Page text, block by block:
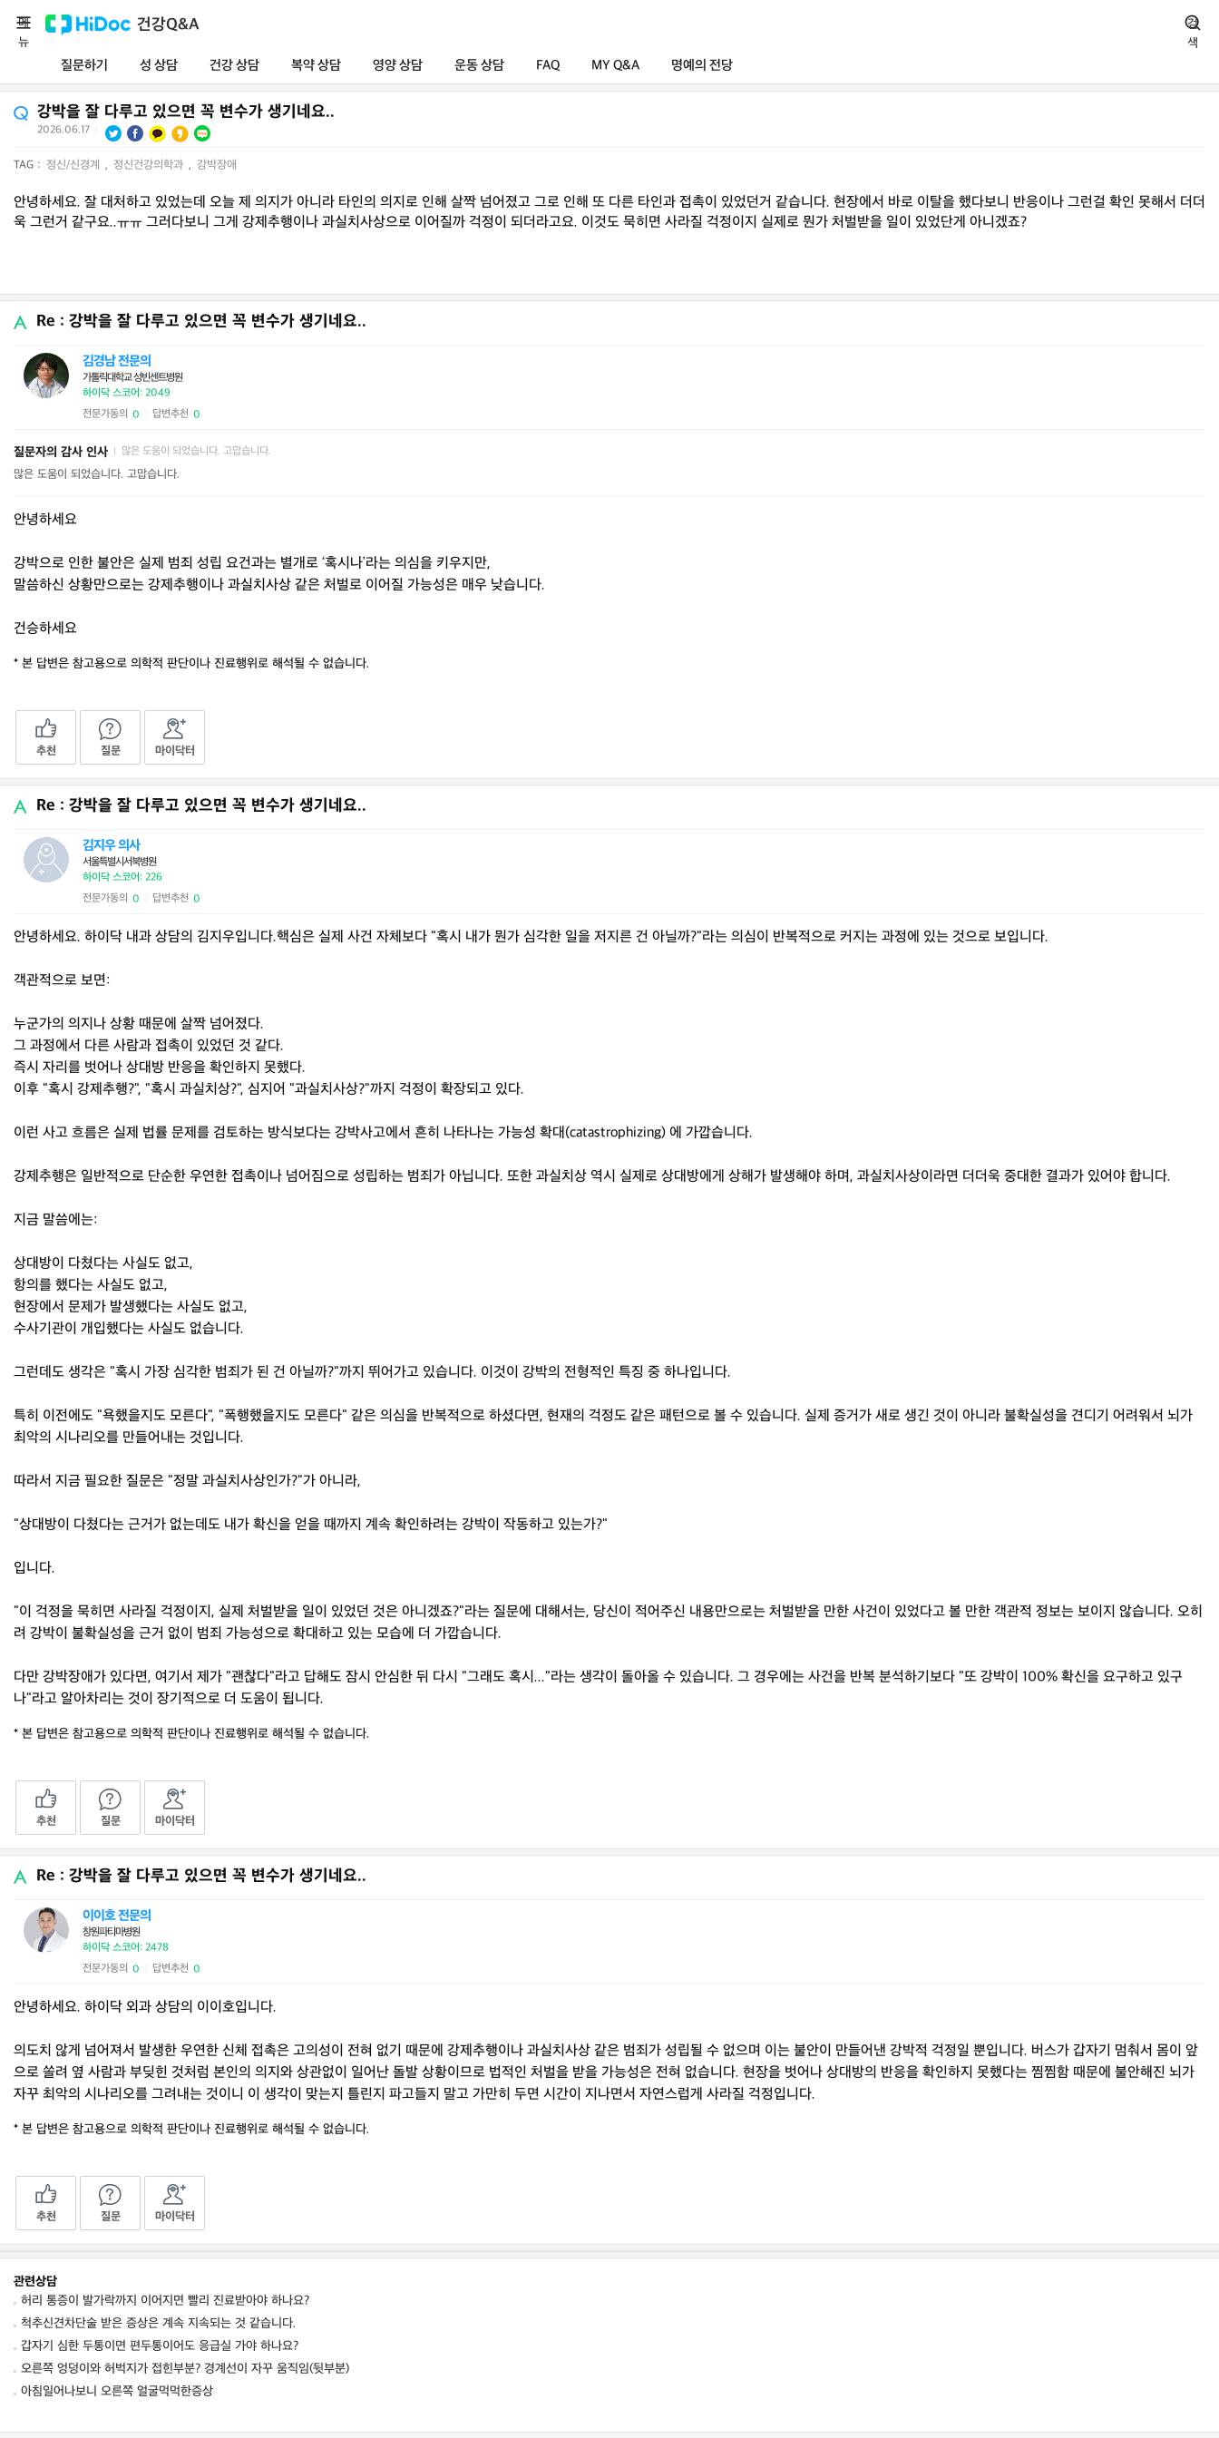
건강Q&A
질문하기 성 상담 건강 상담 복약 상담 영양 상담 운동 상담 FAQ MY Q&A 명예의 전당
메
뉴
검
색
강박을 잘 다루고 있으면 꼭 변수가 생기네요..
2026.06.17
TAG : 정신/신경계 , 정신건강의학과 , 강박장애
안녕하세요. 잘 대처하고 있었는데 오늘 제 의지가 아니라 타인의 의지로 인해 살짝 넘어졌고 그로 인해 또 다른 타인과 접촉이 있었던거 같습니다. 현장에서 바로 이탈을 했다보니 반응이나 그런걸 확인 못해서 더더
욱 그런거 같구요..ㅠㅠ 그러다보니 그게 강제추행이나 과실치사상으로 이어질까 걱정이 되더라고요. 이것도 묵히면 사라질 걱정이지 실제로 뭔가 처벌받을 일이 있었단게 아니겠죠?
Re : 강박을 잘 다루고 있으면 꼭 변수가 생기네요..
김경남 전문의
가톨릭대학교 성빈센트병원
하이닥 스코어: 2049
전문가동의 0 답변추천 0
질문자의 감사 인사 많은 도움이 되었습니다. 고맙습니다.
많은 도움이 되었습니다. 고맙습니다.
안녕하세요
강박으로 인한 불안은 실제 범죄 성립 요건과는 별개로 ‘혹시나’라는 의심을 키우지만,
말씀하신 상황만으로는 강제추행이나 과실치사상 같은 처벌로 이어질 가능성은 매우 낮습니다.
건승하세요
* 본 답변은 참고용으로 의학적 판단이나 진료행위로 해석될 수 없습니다.
추천 질문 마이닥터
Re : 강박을 잘 다루고 있으면 꼭 변수가 생기네요..
김지우 의사
서울특별시서북병원
하이닥 스코어: 226
전문가동의 0 답변추천 0
안녕하세요. 하이닥 내과 상담의 김지우입니다.핵심은 실제 사건 자체보다 "혹시 내가 뭔가 심각한 일을 저지른 건 아닐까?"라는 의심이 반복적으로 커지는 과정에 있는 것으로 보입니다.
객관적으로 보면:
누군가의 의지나 상황 때문에 살짝 넘어졌다.
그 과정에서 다른 사람과 접촉이 있었던 것 같다.
즉시 자리를 벗어나 상대방 반응을 확인하지 못했다.
이후 "혹시 강제추행?", "혹시 과실치상?", 심지어 "과실치사상?"까지 걱정이 확장되고 있다.
이런 사고 흐름은 실제 법률 문제를 검토하는 방식보다는 강박사고에서 흔히 나타나는 가능성 확대(catastrophizing) 에 가깝습니다.
강제추행은 일반적으로 단순한 우연한 접촉이나 넘어짐으로 성립하는 범죄가 아닙니다. 또한 과실치상 역시 실제로 상대방에게 상해가 발생해야 하며, 과실치사상이라면 더더욱 중대한 결과가 있어야 합니다.
지금 말씀에는:
상대방이 다쳤다는 사실도 없고,
항의를 했다는 사실도 없고,
현장에서 문제가 발생했다는 사실도 없고,
수사기관이 개입했다는 사실도 없습니다.
그런데도 생각은 "혹시 가장 심각한 범죄가 된 건 아닐까?"까지 뛰어가고 있습니다. 이것이 강박의 전형적인 특징 중 하나입니다.
특히 이전에도 "욕했을지도 모른다", "폭행했을지도 모른다" 같은 의심을 반복적으로 하셨다면, 현재의 걱정도 같은 패턴으로 볼 수 있습니다. 실제 증거가 새로 생긴 것이 아니라 불확실성을 견디기 어려워서 뇌가
최악의 시나리오를 만들어내는 것입니다.
따라서 지금 필요한 질문은 "정말 과실치사상인가?"가 아니라,
"상대방이 다쳤다는 근거가 없는데도 내가 확신을 얻을 때까지 계속 확인하려는 강박이 작동하고 있는가?"
입니다.
"이 걱정을 묵히면 사라질 걱정이지, 실제 처벌받을 일이 있었던 것은 아니겠죠?"라는 질문에 대해서는, 당신이 적어주신 내용만으로는 처벌받을 만한 사건이 있었다고 볼 만한 객관적 정보는 보이지 않습니다. 오히
려 강박이 불확실성을 근거 없이 범죄 가능성으로 확대하고 있는 모습에 더 가깝습니다.
다만 강박장애가 있다면, 여기서 제가 "괜찮다"라고 답해도 잠시 안심한 뒤 다시 "그래도 혹시..."라는 생각이 돌아올 수 있습니다. 그 경우에는 사건을 반복 분석하기보다 "또 강박이 100% 확신을 요구하고 있구
나"라고 알아차리는 것이 장기적으로 더 도움이 됩니다.
* 본 답변은 참고용으로 의학적 판단이나 진료행위로 해석될 수 없습니다.
추천 질문 마이닥터
Re : 강박을 잘 다루고 있으면 꼭 변수가 생기네요..
이이호 전문의
창원파티마병원
하이닥 스코어: 2478
전문가동의 0 답변추천 0
안녕하세요. 하이닥 외과 상담의 이이호입니다.
의도치 않게 넘어져서 발생한 우연한 신체 접촉은 고의성이 전혀 없기 때문에 강제추행이나 과실치사상 같은 범죄가 성립될 수 없으며 이는 불안이 만들어낸 강박적 걱정일 뿐입니다. 버스가 갑자기 멈춰서 몸이 앞
으로 쏠려 옆 사람과 부딪힌 것처럼 본인의 의지와 상관없이 일어난 돌발 상황이므로 법적인 처벌을 받을 가능성은 전혀 없습니다. 현장을 벗어나 상대방의 반응을 확인하지 못했다는 찜찜함 때문에 불안해진 뇌가
자꾸 최악의 시나리오를 그려내는 것이니 이 생각이 맞는지 틀린지 파고들지 말고 가만히 두면 시간이 지나면서 자연스럽게 사라질 걱정입니다.
* 본 답변은 참고용으로 의학적 판단이나 진료행위로 해석될 수 없습니다.
추천 질문 마이닥터
관련상담
허리 통증이 발가락까지 이어지면 빨리 진료받아야 하나요?
척추신견차단술 받은 증상은 계속 지속되는 것 같습니다.
갑자기 심한 두통이면 편두통이어도 응급실 가야 하나요?
오른쪽 엉덩이와 허벅지가 접힌부분? 경계선이 자꾸 움직임(뒷부분)
아침일어나보니 오른쪽 얼굴먹먹한증상